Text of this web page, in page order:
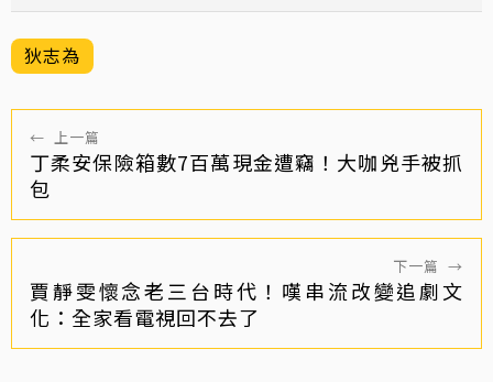
狄志為
← 上一篇
丁柔安保險箱數7百萬現金遭竊！大咖兇手被抓
包
下一篇 →
賈靜雯懷念老三台時代！嘆串流改變追劇文
化：全家看電視回不去了